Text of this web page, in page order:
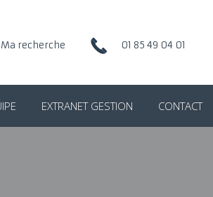
01 85 49 04 01
Ma recherche
EXTRANET GESTION CONTACT